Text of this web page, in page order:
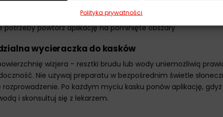
Polityka prywatności
wykonując okrężne ruchy do uzyskania przejrzystości
potrzeby powtórz aplikację na pominięte obszary
wycieraczka do kasków
wizjera – resztki brudu lub wody uniemożliwią
Nie używaj preparatu w bezpośrednim świetle
Po każdym myciu kasku ponów aplikację,
i skonsultuj się z lekarzem.